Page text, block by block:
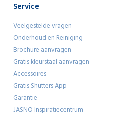
Service
Veelgestelde vragen
Onderhoud en Reiniging
Brochure aanvragen
Gratis kleurstaal aanvragen
Accessoires
Gratis Shutters App
Garantie
JASNO Inspiratiecentrum